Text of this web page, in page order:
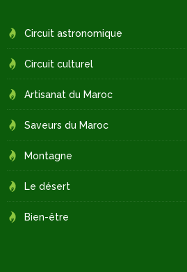
Circuit astronomique
Circuit culturel
Artisanat du Maroc
Saveurs du Maroc
Montagne
Le désert
Bien-être